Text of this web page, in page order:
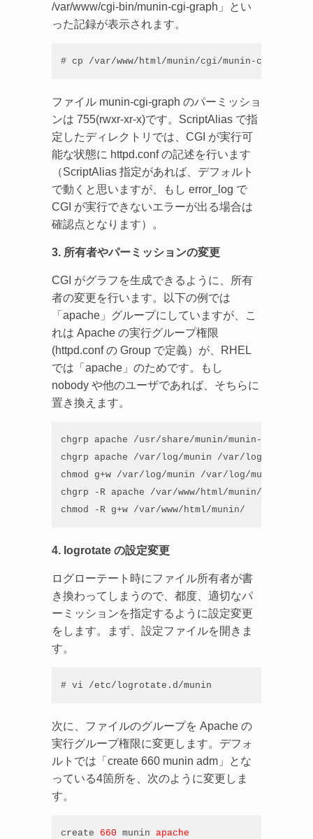
/var/www/cgi-bin/munin-cgi-graph」とい
った記録が表示されます。
# cp /var/www/html/munin/cgi/munin-cgi-
ファイル munin-cgi-graph のパーミッショ
ンは 755(rwxr-xr-x)です。ScriptAlias で指
定したディレクトリでは、CGI が実行可
能な状態に httpd.conf の記述を行います
（ScriptAlias 指定があれば、デフォルト
で動くと思いますが、もし error_log で
CGI が実行できないエラーが出る場合は
確認点となります）。
3. 所有者やパーミッションの変更
CGI がグラフを生成できるように、所有
者の変更を行います。以下の例では
「apache」グループにしていますが、こ
れは Apache の実行グループ権限
(httpd.conf の Group で定義）が、RHEL
では「apache」のためです。もし
nobody や他のユーザであれば、そちらに
置き換えます。
chgrp apache /usr/share/munin/munin-graph
chgrp apache /var/log/munin /var/log/munin/
chmod g+w /var/log/munin /var/log/munin/
chgrp -R apache /var/www/html/munin/
chmod -R g+w /var/www/html/munin/
4. logrotate の設定変更
ログローテート時にファイル所有者が書
き換わってしまうので、都度、適切なパ
ーミッションを指定するように設定変更
をします。まず、設定ファイルを開きま
す。
# vi /etc/logrotate.d/munin
次に、ファイルのグループを Apache の
実行グループ権限に変更します。デフォ
ルトでは「create 660 munin adm」とな
っている4箇所を、次のように変更しま
す。
create 660 munin apache